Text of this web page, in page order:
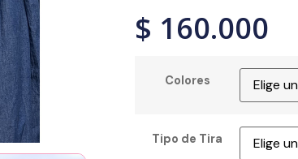
$ 160.000
Colores
Tipo de Tira